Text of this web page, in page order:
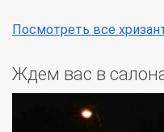
Посмотреть все
Ждем вас в